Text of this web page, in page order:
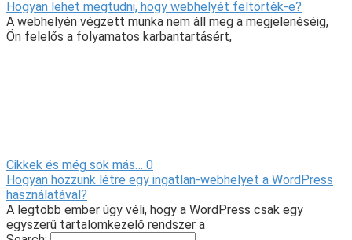
Hogyan lehet megtudni, hogy webhelyét feltörték-e?
A webhelyén végzett munka nem áll meg a megjelenéséig,
Ön felelős a folyamatos karbantartásért,
Cikkek és még sok más… 0
Hogyan hozzunk létre egy ingatlan-webhelyet a WordPress
használatával?
A legtöbb ember úgy véli, hogy a WordPress csak egy
egyszerű tartalomkezelő rendszer a